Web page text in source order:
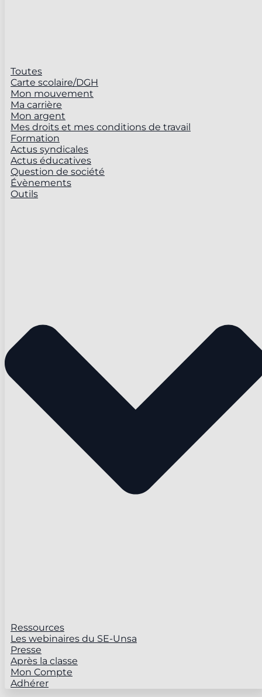
Toutes
Carte scolaire/DGH
Mon mouvement
Ma carrière
Mon argent
Mes droits et mes conditions de travail
Formation
Actus syndicales
Actus éducatives
Question de société
Évènements
Outils
Ressources
Les webinaires du SE-Unsa
Presse
Après la classe
Mon Compte
Adhérer